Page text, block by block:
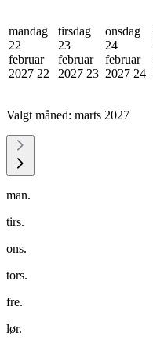
mandag
22
februar
2027 22
tirsdag
23
februar
2027 23
onsdag
24
februar
2027 24
Valgt måned: marts 2027
man.
tirs.
ons.
tors.
fre.
lør.